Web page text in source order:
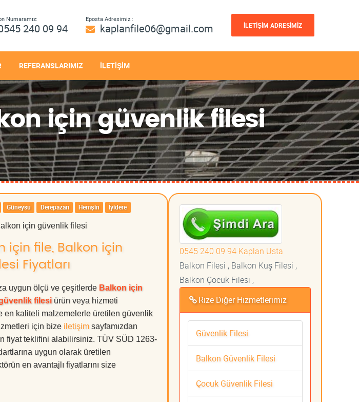
Numaramız:
240 09 94
Eposta Adresimiz :
kaplanfile06@gmail.com İLETİŞİM ADRESİMİZ
REFERANSLARIMIZ İLETİŞİM
için güvenlik filesi
Güneysu Derepazarı Hemşin İyidere
için güvenlik filesi
için file, Balkon için
Fiyatları
uygun ölçü ve çeşitlerde Balkon için
filesi ürün veya hizmeti
en kaliteli malzemelerle üretilen güvenlik
için bize iletişim sayfamızdan
fiyat teklifini alabilirsiniz. TÜV SÜD 1263-
uygun olarak üretilen
en avantajlı fiyatlarını size
0545 240 09 94 Kaplan Usta
Balkon Filesi , Balkon Kuş Filesi ,
Balkon Çocuk Filesi ,
Rize Diğer Hizmetlerimiz
Güvenlik Filesi
Balkon Güvenlik Filesi
Çocuk Güvenlik Filesi